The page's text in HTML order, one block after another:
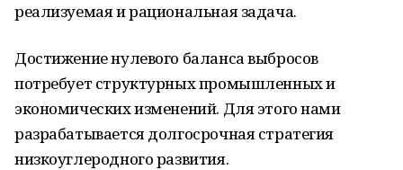
реализуемая и рациональная задача.
Достижение нулевого баланса выбросов
потребует структурных промышленных и
экономических изменений. Для этого нами
разрабатывается долгосрочная стратегия
низкоуглеродного развития.